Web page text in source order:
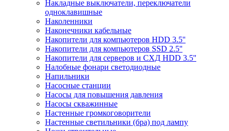
Накладные выключатели, переключатели
одноклавишные
Наколенники
Наконечники кабельные
Накопители для компьютеров HDD 3.5''
Накопители для компьютеров SSD 2.5''
Накопители для серверов и СХД HDD 3.5''
Налобные фонари светодиодные
Напильники
Насосные станции
Насосы для повышения давления
Насосы скважинные
Настенные громкоговорители
Настенные светильники (бра) под лампу